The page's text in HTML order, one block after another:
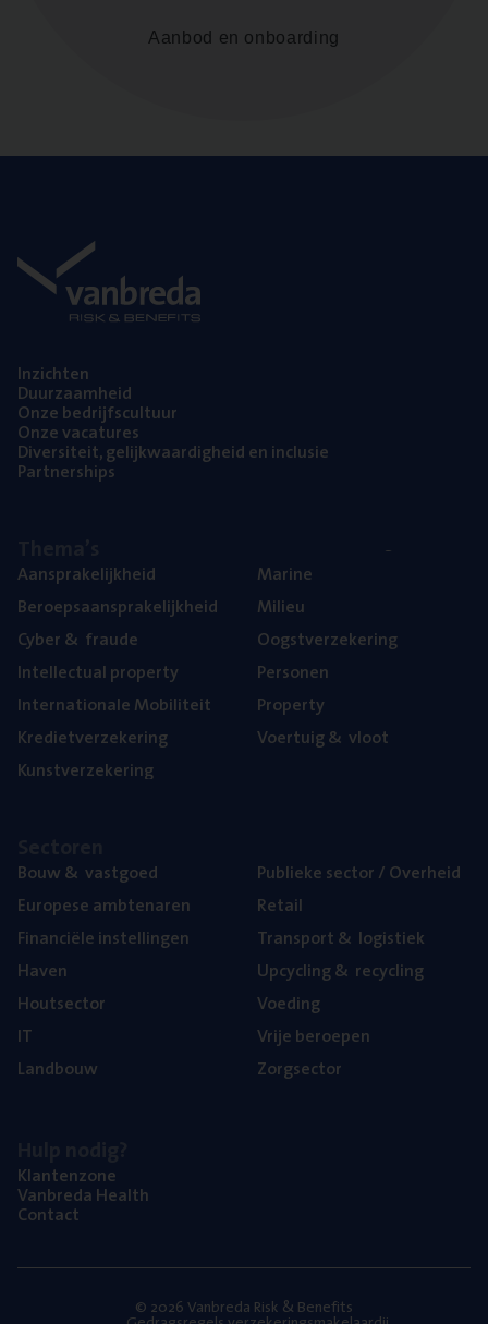
Aanbod en onboarding
Inzich­ten
Duur­zaam­heid
Onze bedrijfs­cul­tuur
Onze vaca­tu­res
Diver­si­teit, gelijk­waar­dig­heid en inclusie
Part­ner­ships
Aan­spra­ke­lijk­heid
Beroeps­aan­spra­ke­lijk­heid
Cyber& fraude
Intel­lec­tu­al property
Inter­na­ti­o­na­le Mobiliteit
Kre­diet­ver­ze­ke­ring
Kunst­ver­ze­ke­ring
Mari­ne
Mili­eu
Oogst­ver­ze­ke­ring
Per­so­nen
Pro­per­ty
Voer­tuig& vloot
Bouw& vastgoed
Euro­pe­se ambtenaren
Finan­ci­ë­le instellingen
Haven
Hout­sec­tor
IT
Land­bouw
Publie­ke sec­tor / Overheid
Retail
Trans­port& logistiek
Upcy­cling& recycling
Voe­ding
Vrije beroe­pen
Zorg­sec­tor
Klan­ten­zo­ne
Van­b­re­da Health
Con­tact
© 2026 Vanbreda Risk & Benefits